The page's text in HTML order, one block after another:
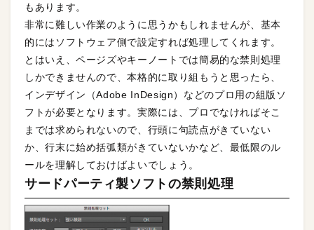
もあります。
非常に難しい作業のように思うかもしれませんが、基本
的にはソフトウェア側で設定すれば処理してくれます。
とはいえ、ページズやキーノートでは簡易的な禁則処理
しかできませんので、本格的に取り組もうと思ったら、
インデザイン（Adobe InDesign）などのプロ用の組版ソ
フトが必要となります。実際には、プロでなければそこ
までは求められないので、行頭に句読点がきていない
か、行末に始め括弧類がきていないかなど、最低限のル
ールを理解しておけばよいでしょう。
サードパーティ製ソフトの禁則処理